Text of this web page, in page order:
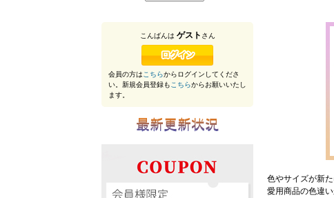
色やサイズが新
愛用商品の色違
こんばんは ゲスト さん
会員の方はこちらからログインしてくださ
い。新規会員登録もこちらからお願いいたし
ます。